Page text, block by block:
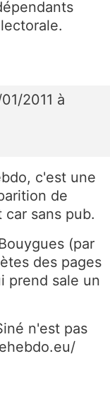
2011 à
c'est une
de
sans pub.
(par
des pages
prend sale un
n'est pas